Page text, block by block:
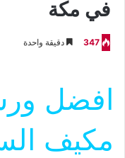
في مكة
347 دقيقة واحدة
افضل
مكيف